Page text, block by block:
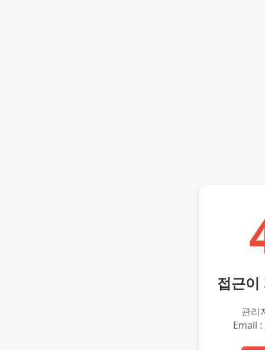
접근이
관리
Email